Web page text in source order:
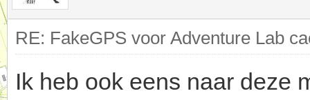
RE: FakeGPS voor Adventure Lab
Ik heb ook eens naar deze